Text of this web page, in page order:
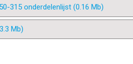
315 onderdelenlijst (0.16 Mb)
Mb)